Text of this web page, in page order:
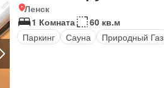
Ленск
1 Комната
60 кв.м
Паркинг
Сауна Природный Газ